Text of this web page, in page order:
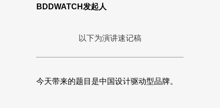
BDDWATCH发起人
以下为演讲速记稿
今天带来的题目是中国设计驱动型品牌。